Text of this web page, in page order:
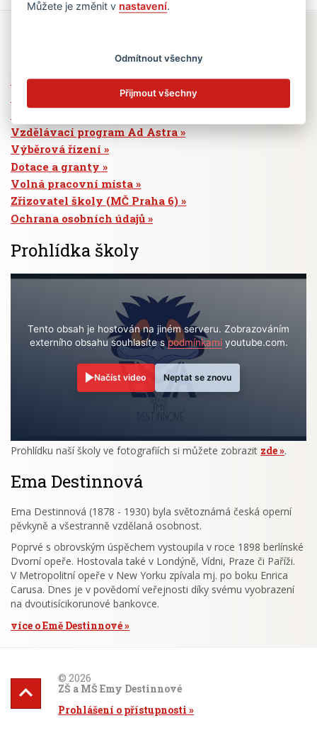
Elektronická žákovská knížka
Vzdělávací program Ad Astra
Výběrová řízení
Dotace a granty
Volná pracovní místa
Zřizovatel školy (MČ Praha 6)
Ochrana osobních údajů
Prohlídka školy
Tento obsah je hostován na jiném serveru. Zobrazováním
externího obsahu souhlasíte spodmínkamiyoutube.com.
Načíst video Neptat se znovu
Prohlídku naší školy ve fotografiích si můžete zobrazit zde .
Ema Destinnová
Ema Destinnová (1878 - 1930) byla světoznámá česká operní
pěvkyně a všestranně vzdělaná osobnost.
Poprvé s obrovským úspěchem vystoupila v roce 1898 berlínské
Dvorní opeře. Hostovala také v Londýně, Vídni, Praze či Paříži.
V Metropolitní opeře v New Yorku zpívala mj. po boku Enrica
Carusa. Dnes je v povědomí veřejnosti díky svému vyobrazení
na dvoutisícikorunové bankovce.
více o Emě Destinnové
© 2026
ZŠ a MŠ Emy Destinnové
Prohlášení o přístupnosti
Můžete je změnit v nastavení.
Odmítnout všechny
Přijmout všechny